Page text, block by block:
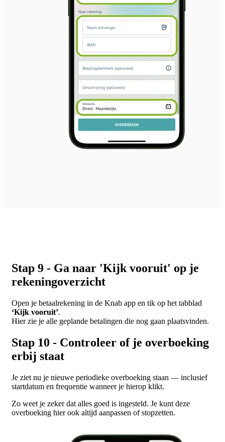
Stap 9 - Ga naar 'Kijk vooruit' op je
rekeningoverzicht
Open je betaalrekening in de Knab app en tik op het tabblad
‘Kijk vooruit’.
Hier zie je alle geplande betalingen die nog gaan plaatsvinden.
Stap 10 - Controleer of je overboeking
erbij staat
Je ziet nu je nieuwe periodieke overboeking staan — inclusief
startdatum en frequentie wanneer je hierop klikt.
Zo weet je zeker dat alles goed is ingesteld. Je kunt deze
overboeking hier ook altijd aanpassen of stopzetten.